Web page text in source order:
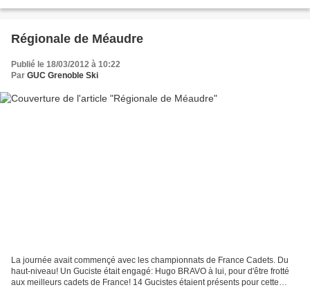
Régionale de Méaudre
Publié le 18/03/2012 à 10:22
Par GUC Grenoble Ski
La journée avait commençé avec les championnats de France Cadets. Du
haut-niveau! Un Guciste était engagé: Hugo BRAVO à lui, pour d'être frotté
aux meilleurs cadets de France! 14 Gucistes étaient présents pour cette